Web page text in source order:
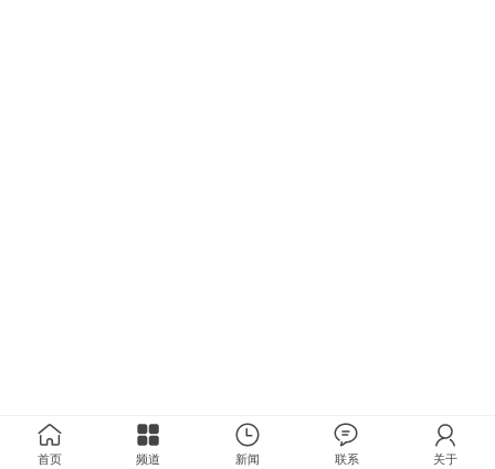
首页 频道 新闻 联系 关于